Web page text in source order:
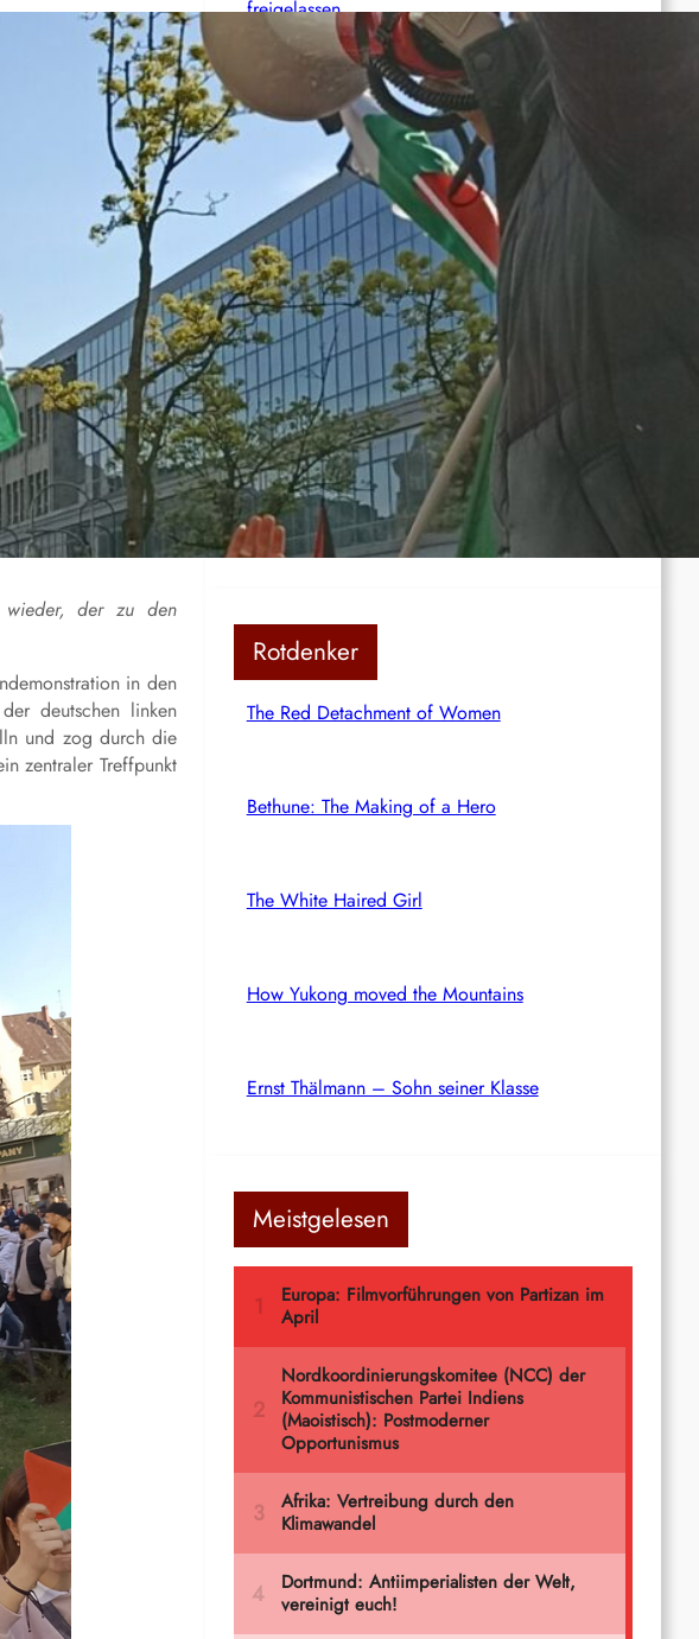
wieder, der zu den
in den
deutschen linken
und zog durch die
zentraler Treffpunkt
freigelassen
Deutschland: Sänger der Band Bob Vylan
nach pro-palästinensischen Äußerungen
abgeschoben
Wie die CIA Mandela und den afrikanischen
Befreiungskampf stoppen wollte
Aktualisierung der Stellungnahme der IRPWA
Neue israelische Gesetze im Jahr 2025: Die
juristische Inszenierung hinter dem
Völkermord.
Rotdenker
The Red Detachment of Women
Bethune: The Making of a Hero
The White Haired Girl
How Yukong moved the Mountains
Ernst Thälmann – Sohn seiner Klasse
Meistgelesen